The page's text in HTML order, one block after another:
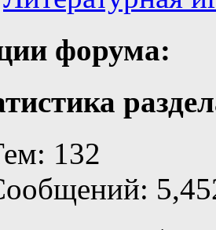
форума:
132